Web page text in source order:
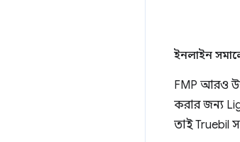
ইনলাইন
FMP আরও
করার জন্য
তাই Truebil